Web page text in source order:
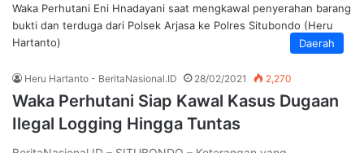
Daerah
Waka Perhutani Eni Hnadayani saat mengkawal penyerahan barang
bukti dan terduga dari Polsek Arjasa ke Polres Situbondo (Heru
Hartanto)
Heru Hartanto - BeritaNasional.ID 28/02/2021 2,270
Waka Perhutani Siap Kawal Kasus Dugaan
Ilegal Logging Hingga Tuntas